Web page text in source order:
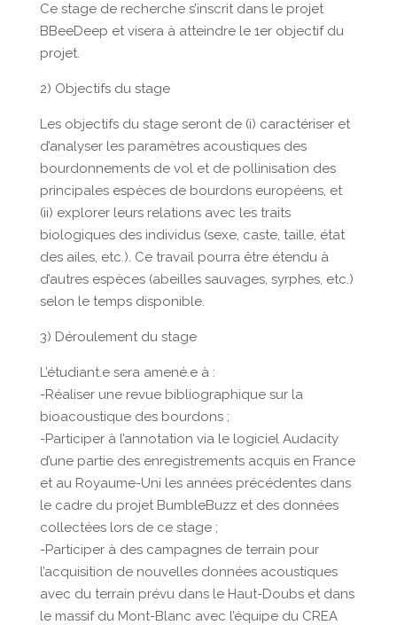
Ce stage de recherche s’inscrit dans le projet
BBeeDeep et visera à atteindre le 1er objectif du
projet.
2) Objectifs du stage
Les objectifs du stage seront de (i) caractériser et
d’analyser les paramètres acoustiques des
bourdonnements de vol et de pollinisation des
principales espèces de bourdons européens, et
(ii) explorer leurs relations avec les traits
biologiques des individus (sexe, caste, taille, état
des ailes, etc.). Ce travail pourra être étendu à
d’autres espèces (abeilles sauvages, syrphes, etc.)
selon le temps disponible.
3) Déroulement du stage
L’étudiant.e sera amené.e à :
-Réaliser une revue bibliographique sur la
bioacoustique des bourdons ;
-Participer à l’annotation via le logiciel Audacity
d’une partie des enregistrements acquis en France
et au Royaume-Uni les années précédentes dans
le cadre du projet BumbleBuzz et des données
collectées lors de ce stage ;
-Participer à des campagnes de terrain pour
l’acquisition de nouvelles données acoustiques
avec du terrain prévu dans le Haut-Doubs et dans
le massif du Mont-Blanc avec l’équipe du CREA